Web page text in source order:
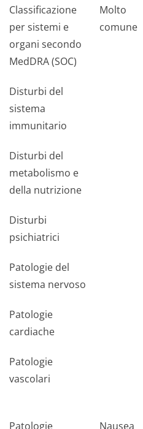
Classificazione
per sistemi e
organi secondo
MedDRA (SOC)
Molto
comune
Disturbi del
sistema
immunitario
Disturbi del
metabolismo e
della nutrizione
Disturbi
psichiatrici
Patologie del
sistema nervoso
Patologie
cardiache
Patologie
vascolari
Patologie Nausea